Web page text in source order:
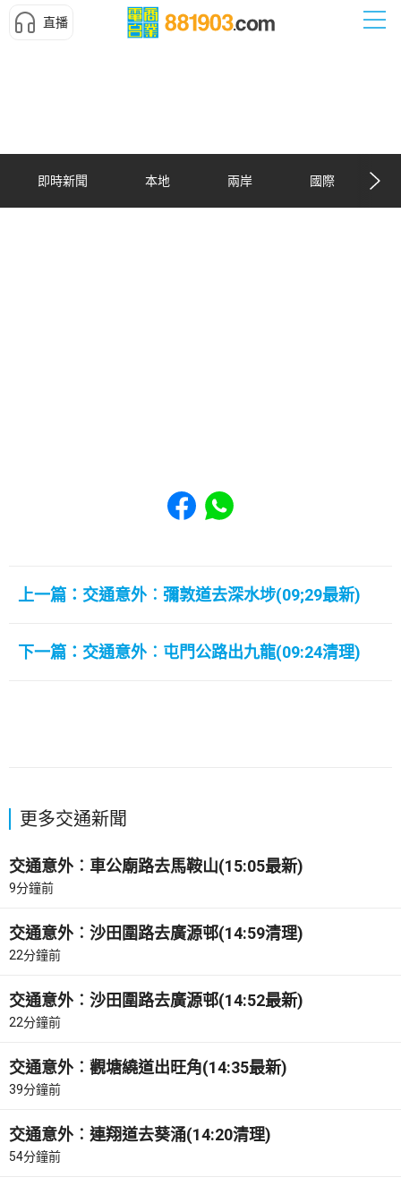
直播
即時新聞 本地 兩岸 國際
Share to Facebook
Share to WhatsApp
上一篇：交通意外︰彌敦道去深水埗(09;29最新)
下一篇：交通意外︰屯門公路出九龍(09:24清理)
更多交通新聞
交通意外︰車公廟路去馬鞍山(15:05最新)
9分鐘前
交通意外︰沙田圍路去廣源邨(14:59清理)
22分鐘前
交通意外︰沙田圍路去廣源邨(14:52最新)
22分鐘前
交通意外︰觀塘繞道出旺角(14:35最新)
39分鐘前
交通意外︰連翔道去葵涌(14:20清理)
54分鐘前